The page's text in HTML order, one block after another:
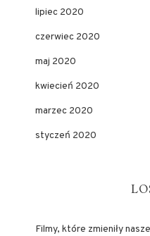
lipiec 2020
czerwiec 2020
maj 2020
kwiecień 2020
marzec 2020
styczeń 2020
Filmy, które zmieniły